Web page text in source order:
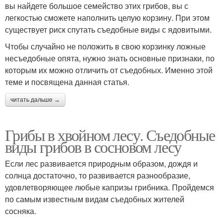
вы найдете большое семейство этих грибов, вы с
легкостью сможете наполнить целую корзину. При этом
существует риск спутать съедобные виды с ядовитыми.
Чтобы случайно не положить в свою корзинку ложные
несъедобные опята, нужно знать основные признаки, по
которым их можно отличить от съедобных. Именно этой
теме и посвящена данная статья.
читать дальше →
Грибы в хвойном лесу. Съедобные
виды грибов в сосновом лесу
Если лес развивается природным образом, дождя и
солнца достаточно, то развивается разнообразие,
удовлетворяющее любые капризы грибника. Пройдемся
по самым известным видам съедобных жителей
сосняка.